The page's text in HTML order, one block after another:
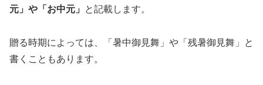
元」や「お中元」
と記載します。
贈る時期によっては、「暑中御見舞」や「残暑御見舞」と
書くこともあります。